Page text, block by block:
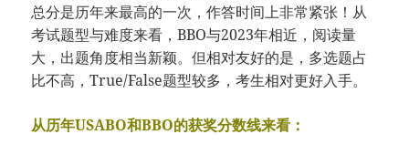
总分是历年来最高的一次，作答时间上非常紧张！从
考试题型与难度来看，BBO与2023年相近，阅读量
大，出题角度相当新颖。但相对友好的是，多选题占
比不高，True/False题型较多，考生相对更好入手。
从历年USABO和BBO的获奖分数线来看：